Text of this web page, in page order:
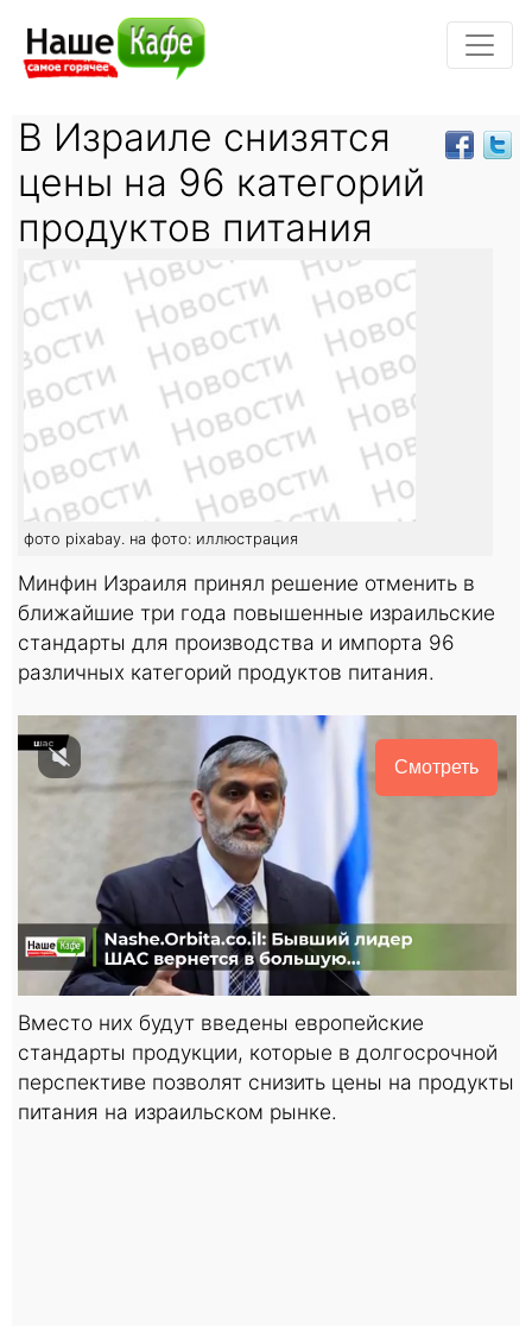
В Израиле снизятся
цены на 96 категорий
продуктов питания
фото pixabay. на фото: иллюстрация
Минфин Израиля принял решение отменить в
ближайшие три года повышенные израильские
стандарты для производства и импорта 96
различных категорий продуктов питания.
Смотреть
Вместо них будут введены европейские
стандарты продукции, которые в долгосрочной
перспективе позволят снизить цены на продукты
питания на израильском рынке.